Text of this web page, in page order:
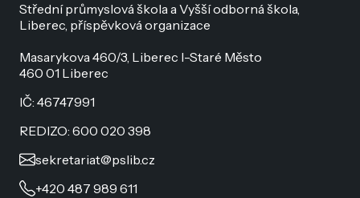
Střední průmyslová škola a Vyšší odborná škola,
Liberec, příspěvková organizace
Masarykova 460/3, Liberec I-Staré Město
460 01 Liberec
IČ: 46747991
REDIZO: 600 020 398
sekretariat@pslib.cz
+420 487 989 611